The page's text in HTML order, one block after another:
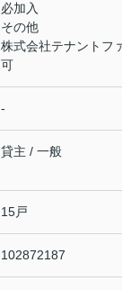
必加入
その他
株式会社テナント
可
-
貸主 / 一般
15戸
102872187